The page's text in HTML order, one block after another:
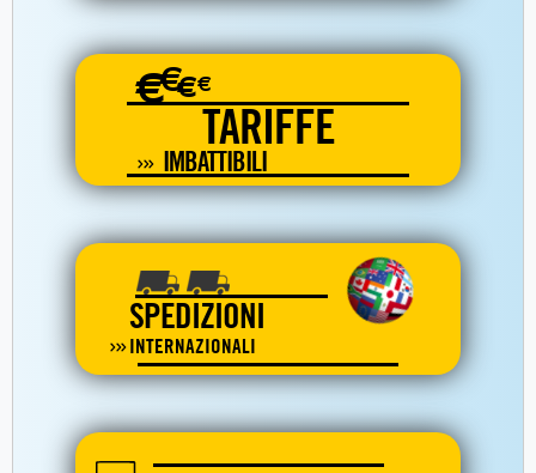
€€€€
TARIFFE
IMBATTIBILI
SPEDIZIONI
INTERNAZIONALI